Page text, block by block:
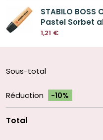
STABILO BOSS
Pastel Sorbet
1,21 €
Sous-total
Réduction -10%
Total